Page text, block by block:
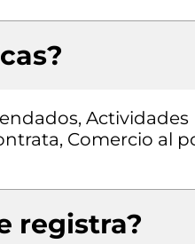
Actividades
Comercio al
registra?